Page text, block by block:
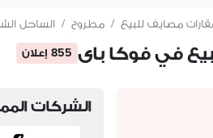
مصايف للبيع / مطروح / الساحل
في فوكا باى 855 إعلان
الشركات